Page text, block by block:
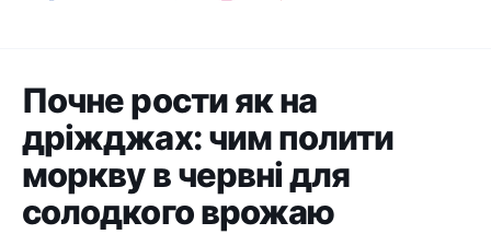
Почне рости як на
дріжджах: чим полити
моркву в червні для
солодкого врожаю